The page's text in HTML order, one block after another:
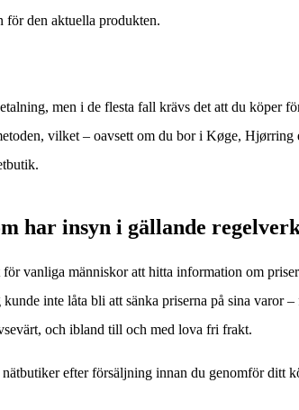
för den aktuella produkten.
men i de flesta fall krävs det att du köper
vilket – oavsett om du bor i Køge, Hjørring
har insyn i gällande
vanliga människor att hitta information om
inte låta bli att sänka priserna på sina varor
och ibland till och med lova fri frakt.
efter försäljning innan du genomför ditt